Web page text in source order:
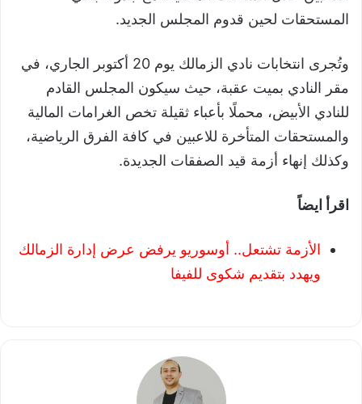
المستحقات لحين قدوم المجلس الجديد.
وتُجرى انتخابات نادي الزمالك يوم 20 أكتوبر الجاري، في
مقر النادي بميت عقبة، حيث سيكون المجلس القادم
للنادي الأبيض، محملًا بأعباء ثقيلة تخص الغرامات المالية
والمستحقات المتأخرة للاعبين في كافة الفرق الرياضية،
وكذلك إنهاء أزمة قيد الصفقات الجديدة.
اقرأ ايضاً
الأزمة تشتعل.. أوسوريو يرفض عرض إدارة الزمالك
ويهدد بتقديم شكوى للفيفا